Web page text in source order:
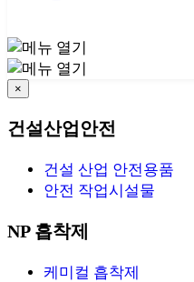
×
건설산업안전
건설 산업 안전용품
안전 작업시설물
NP 흡착제
케미컬 흡착제